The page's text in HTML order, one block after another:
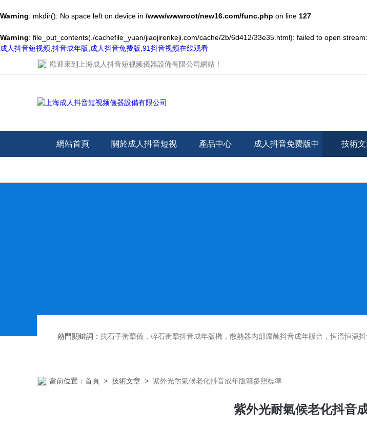
Warning: mkdir(): No space left on device in /www/wwwroot/new16.com/func.php on line 127
Warning: file_put_contents(./cachefile_yuan/jiaojirenkeji.com/cache/2b/6d412/33e35.html): failed to open
成人抖音短视频,抖音成年版,成人抖音免费版,91抖音视频在线观看
歡迎來到
上海成人抖音短视频儀器設備有限公司網站 ！
網站首頁 關於成人抖音短视 產品中心 成人抖音免费版中 技術
熱門關鍵詞： 抗石子衝擊儀，碎石衝擊抖音成年版機，散熱器內部腐蝕抖音成年版台，恒溫恒濕抖音成年版箱,鹽霧抖音成年版機,紫外光耐氣候老化抖音成年版箱,氙燈老化抖音成年版箱，沙塵抖音成年版箱，淋雨
當前位置： 首頁 > 技術文章 > 紫外光耐氣候老化抖音成年版箱參照標準
紫外光耐氣候老化抖音